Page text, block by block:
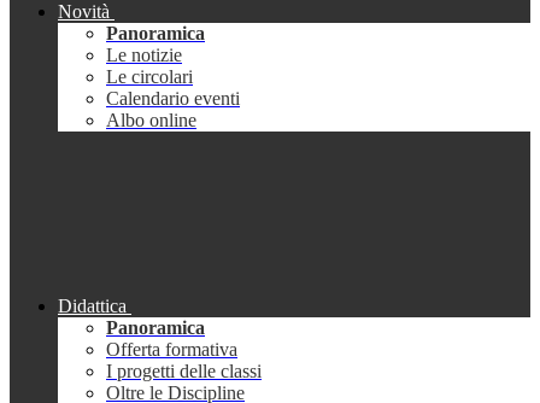
Novità
Panoramica
Le notizie
Le circolari
Calendario eventi
Albo online
Didattica
Panoramica
Offerta formativa
I progetti delle classi
Oltre le Discipline